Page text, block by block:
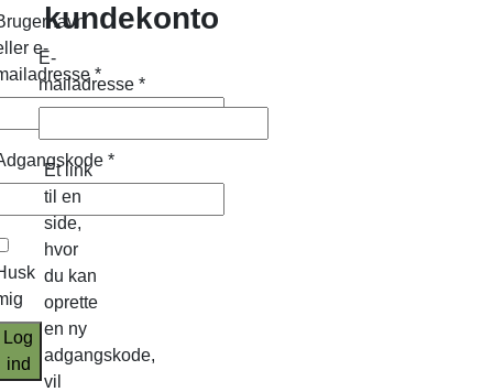
e-
*
*
Log
ind
kundekonto
E-
mailadresse *
Et link
til en
side,
hvor
du kan
oprette
en ny
adgangskode,
vil